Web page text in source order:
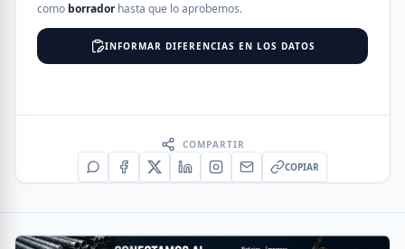
como borradorhasta que lo aprobemos.
INFORMAR DIFERENCIAS EN LOS DATOS
COMPARTIR
COPIAR